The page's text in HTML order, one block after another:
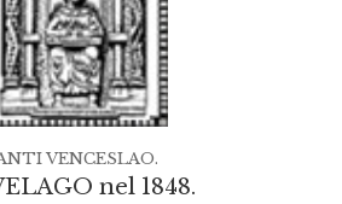
nel 1848.
VENCESLAO.